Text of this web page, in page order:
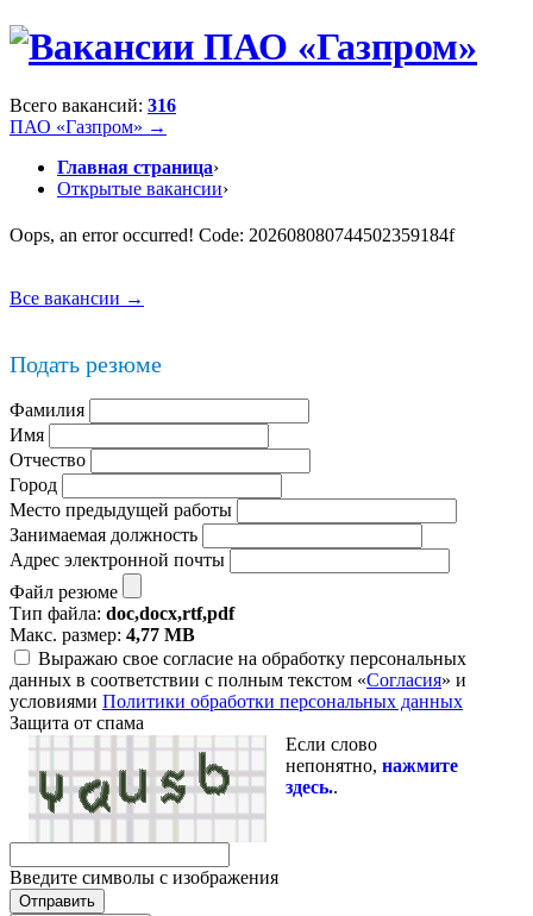
Всего вакансий: 316
ПАО «Газпром» →
Главная страница›
Открытые вакансии›
Oops, an error occurred! Code: 202608080744502359184f
Все вакансии →
Подать резюме
Фамилия
Имя
Отчество
Город
Место предыдущей работы
Занимаемая должность
Адрес электронной почты
Файл резюме
Тип файла: doc,docx,rtf,pdf
Макс. размер: 4,77 MB
Выражаю свое согласие на обработку персональных
данных в соответствии с полным текстом «Согласия» и
условиями Политики обработки персональных данных
Защита от спама
Если слово
непонятно, нажмите
здесь..
Введите символы с изображения